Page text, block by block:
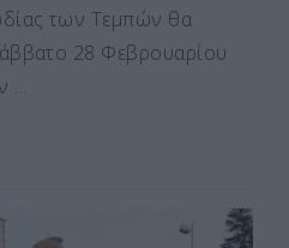
των Τεμπών θα
28 Φεβρουαρίου
…